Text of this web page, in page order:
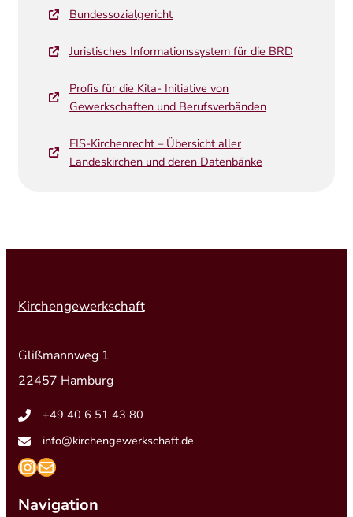
Bundessozialgericht
Juristisches Informationssystem für die BRD
Profis für die Kita- Initiative von
Gewerkschaften und Berufsverbänden
FIS-Kirchenrecht – Übersicht aller
Landeskirchen und deren Datenbänke
Kirchengewerkschaft
Glißmannweg 1
22457 Hamburg
+49 40 6 51 43 80
info@kirchengewerkschaft.de
https://www.instagram.com/
mailto:info@kirchengewerkschaft.de
Navigation